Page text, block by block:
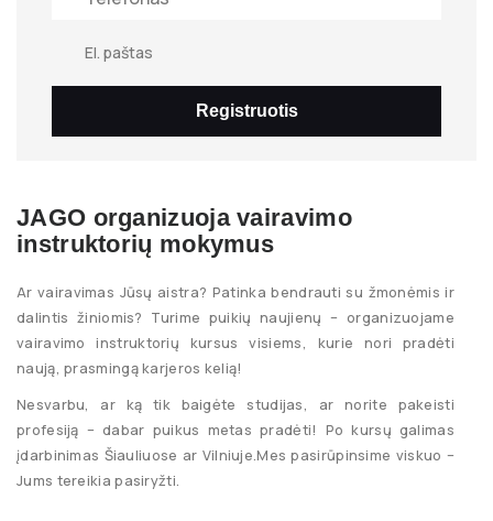
Registruotis
JAGO organizuoja vairavimo
instruktorių mokymus
Ar vairavimas Jūsų aistra? Patinka bendrauti su žmonėmis ir
dalintis žiniomis? Turime puikių naujienų – organizuojame
vairavimo instruktorių kursus visiems, kurie nori pradėti
naują, prasmingą karjeros kelią!
Nesvarbu, ar ką tik baigėte studijas, ar norite pakeisti
profesiją – dabar puikus metas pradėti! Po kursų galimas
įdarbinimas Šiauliuose ar Vilniuje.Mes pasirūpinsime viskuo –
Jums tereikia pasiryžti.